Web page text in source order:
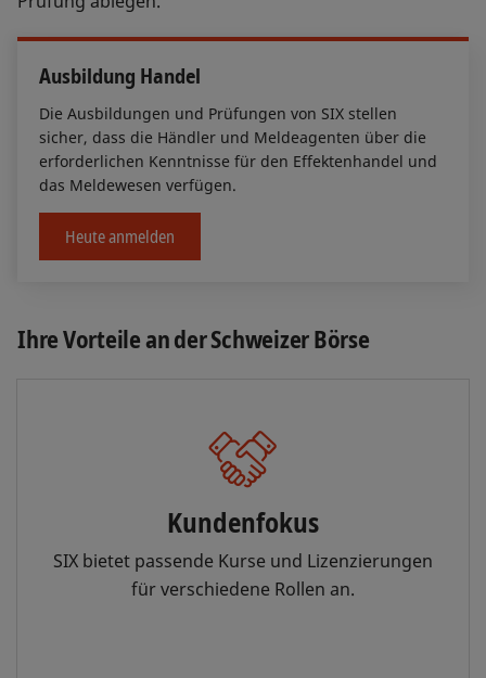
Ausbildung Handel
Die Ausbildungen und Prüfungen von SIX stellen
sicher, dass die Händler und Meldeagenten über die
erforderlichen Kenntnisse für den Effektenhandel und
das Meldewesen verfügen.
Heute anmelden
Ihre Vorteile an der Schweizer Börse
Kundenfokus
SIX bietet passende Kurse und Lizenzierungen
für verschiedene Rollen an.